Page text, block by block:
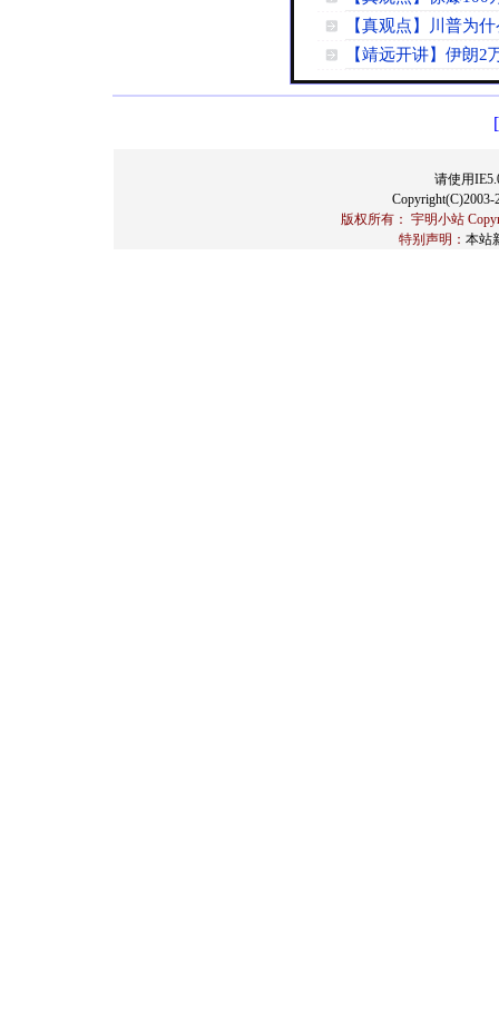
【真观点】川普为
【靖远开讲】伊朗
请使用
版权所有： 宇明小站
特别声明： 本站